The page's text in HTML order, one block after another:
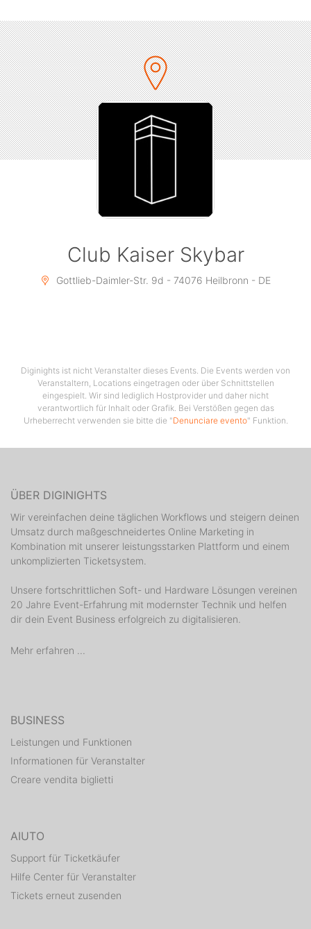
Gottlieb-Daimler-Straße 9d
74076 Heilbronn
Club Kaiser Skybar
Gottlieb-Daimler-Str. 9d - 74076 Heilbronn - DE
Diginights ist nicht Veranstalter dieses Events. Die Events werden von
Veranstaltern, Locations eingetragen oder über Schnittstellen
eingespielt. Wir sind lediglich Hostprovider und daher nicht
verantwortlich für Inhalt oder Grafik. Bei Verstößen gegen das
Urheberrecht verwenden sie bitte die "Denunciare evento" Funktion.
ÜBER DIGINIGHTS
Wir vereinfachen deine täglichen Workflows und steigern deinen
Umsatz durch maßgeschneidertes Online Marketing in
Kombination mit unserer leistungsstarken Plattform und einem
unkomplizierten Ticketsystem.
Unsere fortschrittlichen Soft- und Hardware Lösungen vereinen
20 Jahre Event-Erfahrung mit modernster Technik und helfen
dir dein Event Business erfolgreich zu digitalisieren.
Mehr erfahren ...
BUSINESS
Leistungen und Funktionen
Informationen für Veranstalter
Creare vendita biglietti
AIUTO
Support für Ticketkäufer
Hilfe Center für Veranstalter
Tickets erneut zusenden